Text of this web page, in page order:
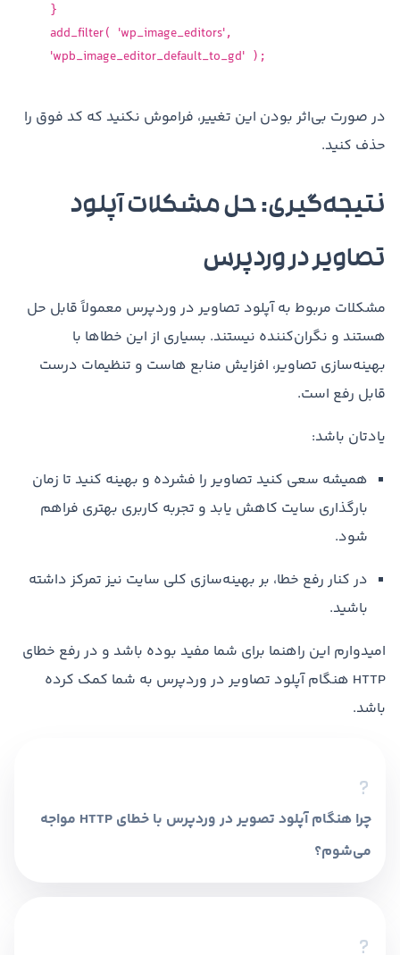
}
add_filter( 'wp_image_editors',
'wpb_image_editor_default_to_gd' );
در صورت بی‌اثر بودن این تغییر، فراموش نکنید که کد فوق را
حذف کنید.
نتیجه‌گیری: حل مشکلات آپلود
تصاویر در وردپرس
مشکلات مربوط به آپلود تصاویر در وردپرس معمولاً قابل حل
هستند و نگران‌کننده نیستند. بسیاری از این خطاها با
بهینه‌سازی تصاویر، افزایش منابع هاست و تنظیمات درست
قابل رفع است.
یادتان باشد:
همیشه سعی کنید تصاویر را فشرده و بهینه کنید تا زمان
بارگذاری سایت کاهش یابد و تجربه کاربری بهتری فراهم
شود.
در کنار رفع خطا، بر بهینه‌سازی کلی سایت نیز تمرکز داشته
باشید.
امیدوارم این راهنما برای شما مفید بوده باشد و در رفع خطای
HTTP هنگام آپلود تصاویر در وردپرس به شما کمک کرده
باشد.
چرا هنگام آپلود تصویر در وردپرس با خطای HTTP مواجه
می‌شوم؟